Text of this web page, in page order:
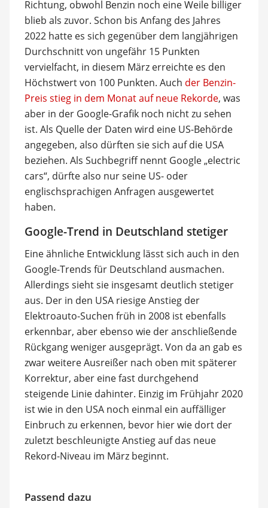
Richtung, obwohl Benzin noch eine Weile billiger
blieb als zuvor. Schon bis Anfang des Jahres
2022 hatte es sich gegenüber dem langjährigen
Durchschnitt von ungefähr 15 Punkten
vervielfacht, in diesem März erreichte es den
Höchstwert von 100 Punkten. Auch der Benzin-
Preis stieg in dem Monat auf neue Rekorde, was
aber in der Google-Grafik noch nicht zu sehen
ist. Als Quelle der Daten wird eine US-Behörde
angegeben, also dürften sie sich auf die USA
beziehen. Als Suchbegriff nennt Google „electric
cars“, dürfte also nur seine US- oder
englischsprachigen Anfragen ausgewertet
haben.
Google-Trend in Deutschland stetiger
Eine ähnliche Entwicklung lässt sich auch in den
Google-Trends für Deutschland ausmachen.
Allerdings sieht sie insgesamt deutlich stetiger
aus. Der in den USA riesige Anstieg der
Elektroauto-Suchen früh in 2008 ist ebenfalls
erkennbar, aber ebenso wie der anschließende
Rückgang weniger ausgeprägt. Von da an gab es
zwar weitere Ausreißer nach oben mit späterer
Korrektur, aber eine fast durchgehend
steigende Linie dahinter. Einzig im Frühjahr 2020
ist wie in den USA noch einmal ein auffälliger
Einbruch zu erkennen, bevor hier wie dort der
zuletzt beschleunigte Anstieg auf das neue
Rekord-Niveau im März beginnt.
Passend dazu